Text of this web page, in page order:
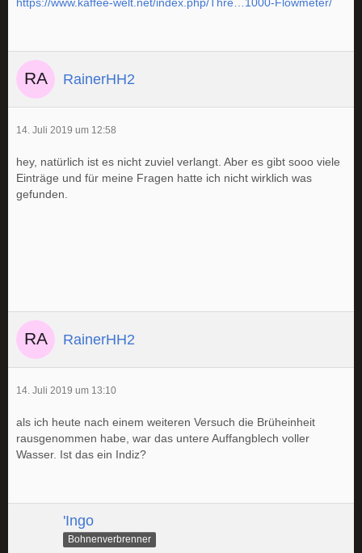
RainerHH2
14. Juli 2019 um 12:58
hey, natürlich ist es nicht zuviel verlangt. Aber es gibt sooo viele
Einträge und für meine Fragen hatte ich nicht wirklich was
gefunden.
RainerHH2
14. Juli 2019 um 13:10
als ich heute nach einem weiteren Versuch die Brüheinheit
rausgenommen habe, war das untere Auffangblech voller
Wasser. Ist das ein Indiz?
'Ingo
Bohnenverbrenner